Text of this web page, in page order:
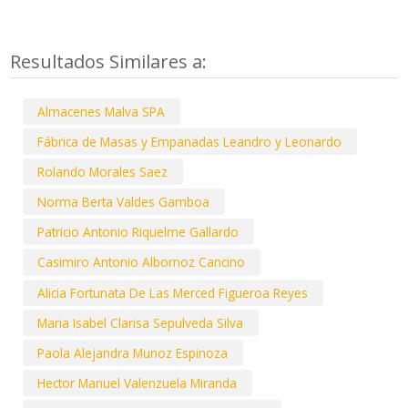
Resultados Similares a:
Almacenes Malva SPA
Fábrica de Masas y Empanadas Leandro y Leonardo
Rolando Morales Saez
Norma Berta Valdes Gamboa
Patricio Antonio Riquelme Gallardo
Casimiro Antonio Albornoz Cancino
Alicia Fortunata De Las Merced Figueroa Reyes
Maria Isabel Clarisa Sepulveda Silva
Paola Alejandra Munoz Espinoza
Hector Manuel Valenzuela Miranda